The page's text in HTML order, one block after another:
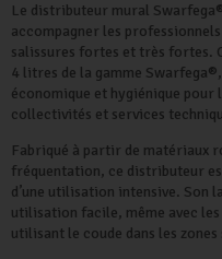
Le distributeur mural
accompagner les
salissures fortes et très fortes.
4 litres de la gamme
économique et hygiénique
collectivités et services
Fabriqué à partir de matériaux
fréquentation, ce distributeur
d’une utilisation intensive. Son
utilisation facile, même avec
utilisant le coude dans les zones